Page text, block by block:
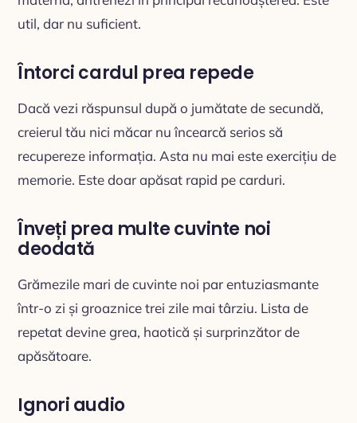
util, dar nu suficient.
Întorci cardul prea repede
Dacă vezi răspunsul după o jumătate de secundă,
creierul tău nici măcar nu încearcă serios să
recupereze informația. Asta nu mai este exercițiu de
memorie. Este doar apăsat rapid pe carduri.
Înveți prea multe cuvinte noi
deodată
Grămezile mari de cuvinte noi par entuziasmante
într-o zi și groaznice trei zile mai târziu. Lista de
repetat devine grea, haotică și surprinzător de
apăsătoare.
Ignori audio